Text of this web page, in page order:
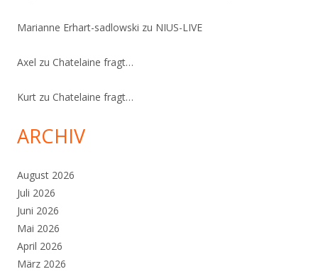
Marianne Erhart-sadlowski zu NIUS-LIVE
Axel zu Chatelaine fragt…
Kurt zu Chatelaine fragt…
ARCHIV
August 2026
Juli 2026
Juni 2026
Mai 2026
April 2026
März 2026